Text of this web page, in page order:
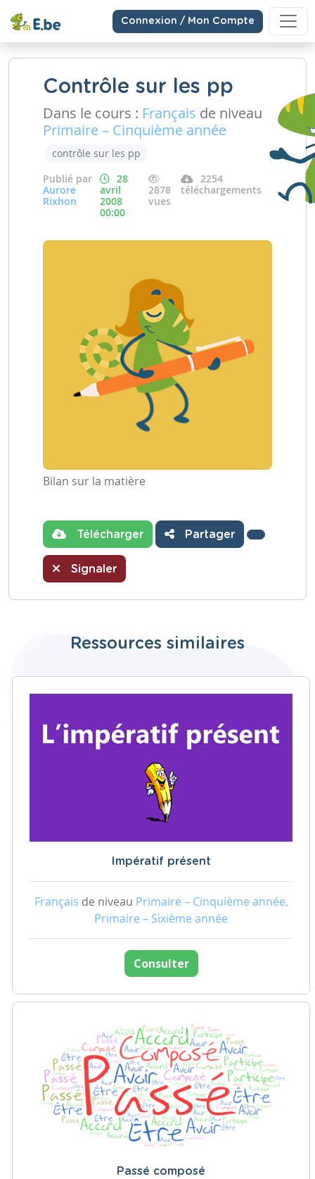
Connexion / Mon Compte
Contrôle sur les pp
Dans le cours : Français de niveau
Primaire – Cinquième année
contrôle sur les pp
Publié par
Aurore
Rixhon
28
avril
2008
00:00
2878
vues
2254
téléchargements
Bilan sur la matière
Télécharger Partager
Signaler
Ressources similaires
Impératif présent
Français de niveau Primaire – Cinquième année,
Primaire – Sixième année
Consulter
Passé composé